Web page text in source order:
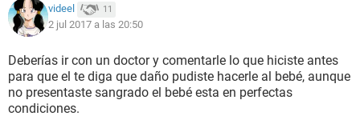
videel 11
2 jul 2017 a las 20:50
Deberías ir con un doctor y comentarle lo que hiciste antes
para que el te diga que daño pudiste hacerle al bebé, aunque
no presentaste sangrado el bebé esta en perfectas
condiciones.